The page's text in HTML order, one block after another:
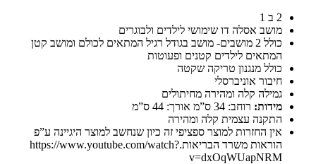
2 ב 1
מושב אסלה דו שימושי לילדים ולבוגרים
כולל 2 מושבים- מושב בגודל רגיל המתאים לכולם ומושב קטן
המתאים לילדים קטנים ופעוטות
כולל מנגנון טריקה שקטה
חיבור אוניברסלי
גמילה קלה ומהירה מחיתולים
מידות: רוחב: 34 ס”מ אורך: 44 ס”מ
התקנה עצמית קלה ומהירה
אין החזרות למוצר ספציפי זה כיון שנחשב למוצר היגיינה ע”פ
הוראות משרד הבריאות.https://www.youtube.com/watch?
v=dxOqWUapNRM